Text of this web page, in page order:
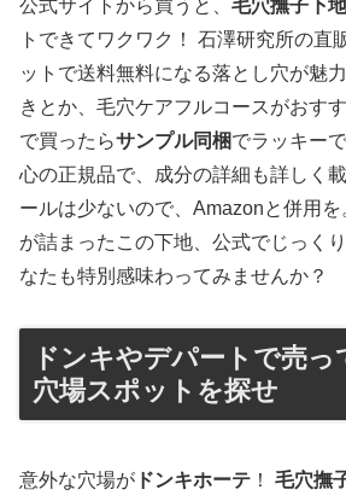
公式サイトから買うと、 毛穴撫子下地
トできてワクワク！ 石澤研究所の直
ットで送料無料になる落とし穴が魅
きとか、毛穴ケアフルコースがおす
で買ったらサンプル同梱でラッキー
心の正規品で、成分の詳細も詳しく
ールは少ないので、Amazonと併用を
が詰まったこの下地、公式でじっく
なたも特別感味わってみませんか？
ドンキやデパートで売っ
穴場スポットを探せ
意外な穴場が ドンキホーテ ！ 毛穴撫